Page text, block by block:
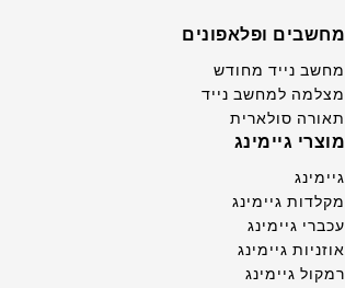
מחשבים ופלאפונים
מחשב נייד מחודש
מצלמה למחשב נייד
תאורה סולארית
מוצרי גיימינג
גיימינג
מקלדות גיימינג
עכברי גיימינג
אוזניות גיימינג
רמקול גיימינג